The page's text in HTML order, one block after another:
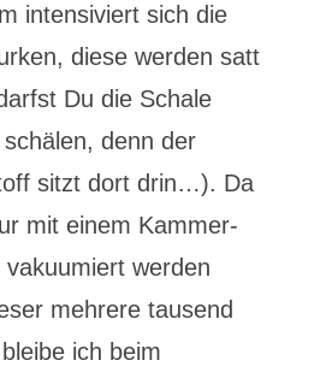
intensiviert sich die
diese werden satt
Du die Schale
denn der
sitzt dort drin…). Da
mit einem Kammer-
werden
mehrere tausend
ich beim